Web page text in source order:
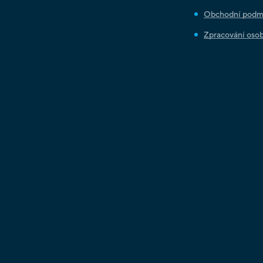
Obchodní
Zpracování